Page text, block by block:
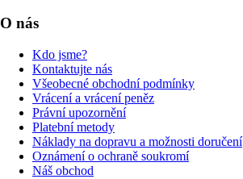
O nás
Kdo jsme?
Kontaktujte nás
Všeobecné obchodní podmínky
Vrácení a vrácení peněz
Právní upozornění
Platební metody
Náklady na dopravu a možnosti doručení
Oznámení o ochraně soukromí
Náš obchod